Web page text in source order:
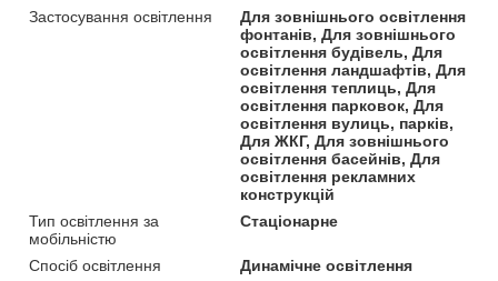
Застосування освітлення
Для зовнішнього освітлення
фонтанів, Для зовнішнього
освітлення будівель, Для
освітлення ландшафтів, Для
освітлення теплиць, Для
освітлення парковок, Для
освітлення вулиць, парків,
Для ЖКГ, Для зовнішнього
освітлення басейнів, Для
освітлення рекламних
конструкцій
Тип освітлення за
мобільністю
Стаціонарне
Спосіб освітлення
Динамічне освітлення